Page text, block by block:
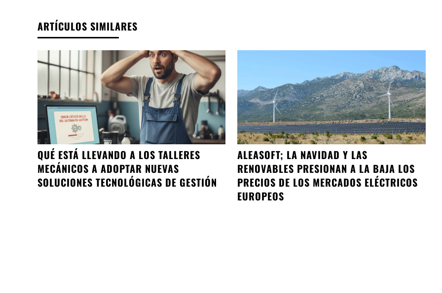
ARTÍCULOS SIMILARES
QUÉ ESTÁ LLEVANDO A LOS TALLERES
MECÁNICOS A ADOPTAR NUEVAS
SOLUCIONES TECNOLÓGICAS DE GESTIÓN
ALEASOFT; LA NAVIDAD Y LAS
RENOVABLES PRESIONAN A LA BAJA LOS
PRECIOS DE LOS MERCADOS ELÉCTRICOS
EUROPEOS